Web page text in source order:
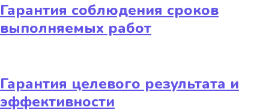
Гарантия соблюдения сроков
выполняемых работ
Гарантия целевого результата и
эффективности